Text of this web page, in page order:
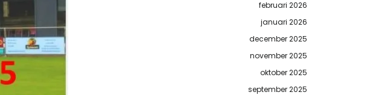
februari 2026
januari 2026
december 2025
november 2025
oktober 2025
september 2025